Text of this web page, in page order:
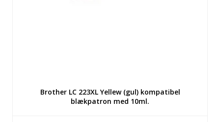
Brother LC 223XL Yellew (gul) kompatibel
blækpatron med 10ml.